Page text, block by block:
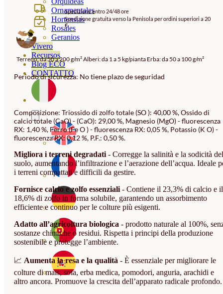
Ornamentales
Hortensias
Rosales
Geranios
Vivero
Recursos
Blog ECO
CONTATTO
PREZZO:
A
26.95€
Spedizione entro 24/48 ore
Spedizione gratuita verso la Penisola per ordini superiori a 20
€
Terreno: da 50 a 200 g/m² Alberi: da 1 a 5 kg/pianta Erba: da 50 a 100 g/m²
Periodo di sicurezza: No tiene plazo de seguridad
Composizione: Triossido di zolfo totale (SO ): 40,00 %, Ossido di
calcio totale (CaO) - (CaO): 29,00 %, Magnesio (MgO) - fluorescenza
RX: 1,40 %, Ferro (Fe O ) - fluorescenza RX: 0,05 %, Potassio (K O) -
fluorescenza RX: 0,12 %, P.F.: 0,50 %.
Migliora i terreni degradati - Corregge la salinità e la sodicità del
suolo, aumentando l’infiltrazione e l’aerazione dell’acqua. Ideale
i terreni compattati e difficili da gestire.
Fornisce calcio e zolfo essenziali - Contiene il 23,3% di calcio e il
18,6% di zolfo in forma solubile, garantendo un assorbimento
efficiente e continuo per le colture più esigenti.
Adatto all’agricoltura biologica - prodotto naturale al 100%,
sostanze chimiche o residui. Rispetta i principi della produzione
sostenibile e protegge l’ambiente.
📈 Aumenta la resa e la qualità - È essenziale per migliorare le
colture di mais, soia, erba medica, pomodori, anguria, arachidi e
altro ancora. Promuove la crescita dell’apparato radicale profondo.